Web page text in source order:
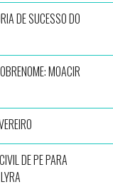
DE SUCESSO DO
MOACIR
DE PE PARA